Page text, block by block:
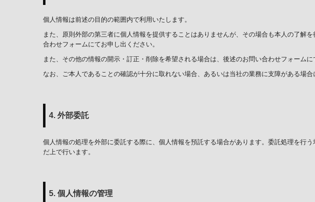
個人情報は前述の目的の範囲内で利用いたします。
また、原則外部の第三者に個人情報を提供することはありませんが、その場合も本人の了解
合わせフォームにてお申し出ください。
また、その他の情報の開示・訂正・削除を希望される場合は、後述のお問い合わせフォーム
なお、ご本人であることの確認が十分に取れない場合、あるいは当社の業務に支障がある場
4. 外部委託
個人情報の処理を外部に委託する際に、個人情報を預託する場合があります。委託処理を行
だ上で行います。
5. 個人情報の管理